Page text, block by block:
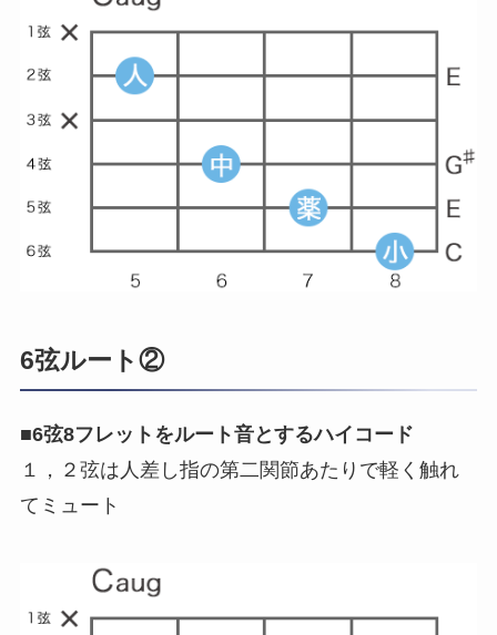
6弦ルート②
■6弦8フレットをルート音とするハイコード
１，２弦は人差し指の第二関節あたりで軽く触れ
てミュート